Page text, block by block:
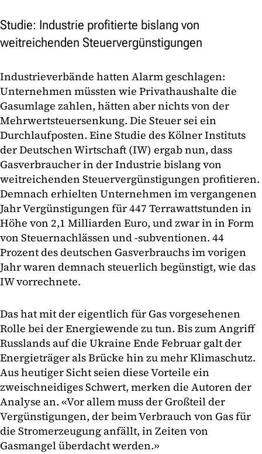
Studie: Industrie profitierte bislang von
weitreichenden Steuervergünstigungen
Industrieverbände hatten Alarm geschlagen:
Unternehmen müssten wie Privathaushalte die
Gasumlage zahlen, hätten aber nichts von der
Mehrwertsteuersenkung. Die Steuer sei ein
Durchlaufposten. Eine Studie des Kölner Instituts
der Deutschen Wirtschaft (IW) ergab nun, dass
Gasverbraucher in der Industrie bislang von
weitreichenden Steuervergünstigungen profitieren.
Demnach erhielten Unternehmen im vergangenen
Jahr Vergünstigungen für 447 Terrawattstunden in
Höhe von 2,1 Milliarden Euro, und zwar in in Form
von Steuernachlässen und -subventionen. 44
Prozent des deutschen Gasverbrauchs im vorigen
Jahr waren demnach steuerlich begünstigt, wie das
IW vorrechnete.
Das hat mit der eigentlich für Gas vorgesehenen
Rolle bei der Energiewende zu tun. Bis zum Angriff
Russlands auf die Ukraine Ende Februar galt der
Energieträger als Brücke hin zu mehr Klimaschutz.
Aus heutiger Sicht seien diese Vorteile ein
zweischneidiges Schwert, merken die Autoren der
Analyse an. «Vor allem muss der Großteil der
Vergünstigungen, der beim Verbrauch von Gas für
die Stromerzeugung anfällt, in Zeiten von
Gasmangel überdacht werden.»